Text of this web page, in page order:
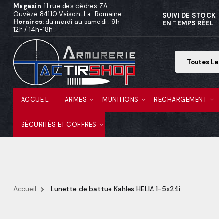
Magasin: 11 rue des cèdres ZA
Ouvèze 84110 Vaison-La-Romaine
Horaires: du mardi au samedi : 9h-
12h / 14h-18h
SUIVI DE STOCK
EN TEMPS RÉEL
ACCUEIL ARMES MUNITIONS RECHARGEMENT
SÉCURITÉS ET COFFRES
Accueil Lunette de battue Kahles HELIA 1-5x24i